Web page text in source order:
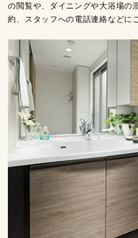
の閲覧や、ダイニングや大浴場の
約、スタッフへの電話連絡などに